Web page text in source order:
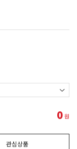
0원
관심상품